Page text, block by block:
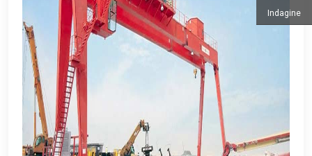
Indagine